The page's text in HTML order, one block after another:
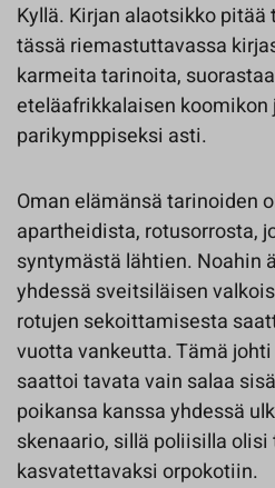
Kyllä. Kirjan alaotsikko
tässä riemastuttavassa
karmeita tarinoita,
eteläafrikkalaisen
parikymppiseksi asti.
Oman elämänsä tarinoiden
apartheidista, rotusorrosta,
syntymästä lähtien. Noahin
yhdessä sveitsiläisen
rotujen sekoittamisesta
vuotta vankeutta. Tämä
saattoi tavata vain salaa
poikansa kanssa yhdessä
skenaario, sillä poliisilla
kasvatettavaksi orpokotiin.